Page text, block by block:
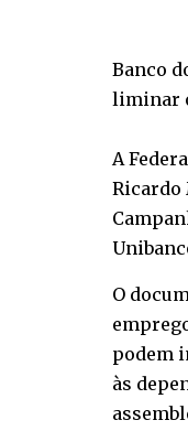
Banco
liminar
A
Ricardo
O
podem
às